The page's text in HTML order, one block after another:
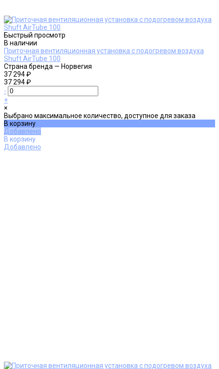
Быстрый просмотр
В наличии
Приточная вентиляционная установка с подогревом воздуха
Shuft AirTube 100
Страна бренда — Норвегия
37 294 ₽
37 294 ₽
-
+
×
Выбрано максимальное количество, доступное для заказа
В корзину
Добавлено
В корзину
Добавлено